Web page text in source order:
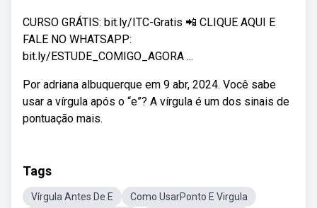
CURSO GRÁTIS: bit.ly/ITC-Gratis 📲 CLIQUE AQUI E
FALE NO WHATSAPP:
bit.ly/ESTUDE_COMIGO_AGORA ...
Por adriana albuquerque em 9 abr, 2024. Você sabe
usar a vírgula após o “e”? A vírgula é um dos sinais de
pontuação mais.
Tags
Vírgula Antes De E
Como UsarPonto E Virgula